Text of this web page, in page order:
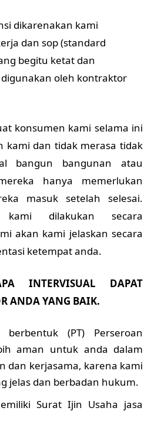
dikarenakan kami
dan sop (standard
begitu ketat dan
oleh kontraktor
konsumen kami selama ini
kami dan tidak merasa tidak
bangun bangunan atau
hanya memerlukan
masuk setelah selesai.
kami dilakukan secara
akan kami jelaskan secara
ketempat anda.
INTERVISUAL DAPAT
ANDA YANG BAIK.
berbentuk (PT) Perseroan
aman untuk anda dalam
dan kerjasama, karena kami
jelas dan berbadan hukum.
Surat Ijin Usaha jasa